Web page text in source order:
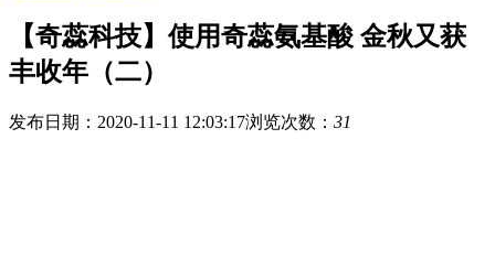
【奇蕊科技】使用奇蕊氨基酸 金秋又获
丰收年（二）
发布日期：2020-11-11 12:03:17浏览次数： 31